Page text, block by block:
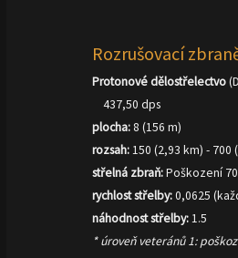
Rozrušovací
Protonové dělostřelectvo
437,50 dps
plocha:8 (156 m)
rozsah:150 (2,93 km) - 700
střelná zbraň:Poškození
rychlost střelby:0,0625
náhodnost střelby:1.5
* úroveň veteránů 1: